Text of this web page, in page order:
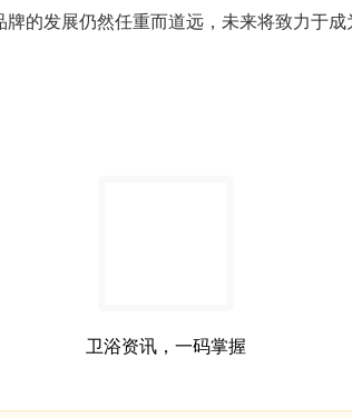
的发展仍然任重而道远，未来将致力于成
卫浴资讯，一码掌握